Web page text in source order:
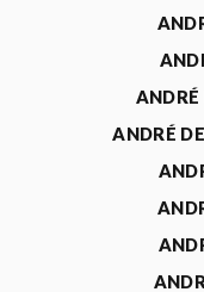
ANDRÉ
ANDRÉ